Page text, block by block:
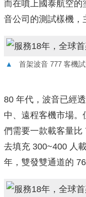
而在噴上國泰航空的
音公司的測試樣機，
▲ 首架波音 777 客機
80 年代，波音已經
中、遠程客機市場
們需要一款載客量比
去填充 300~400 人
年，雙發雙通道的